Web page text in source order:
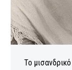
Το